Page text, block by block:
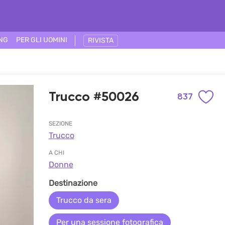
PER GLI UOMINI RIVISTA
Trucco #50026 837
SEZIONE
Trucco
A CHI
Donne
Destinazione
Trucco da sera
Per una sessione fotografica